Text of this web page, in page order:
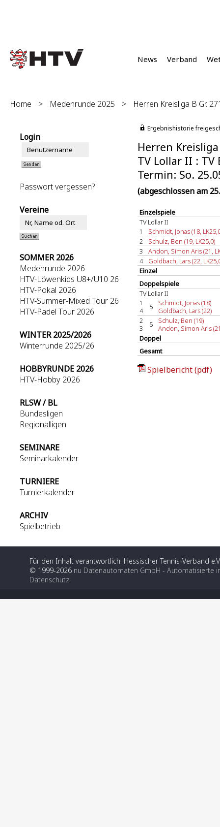
News Verband
Home > Medenrunde 2025 > Herren Kreisliga B Gr.
Login
Passwort vergessen?
Vereine
SOMMER 2026
Medenrunde 2026
HTV-Löwenkids U8+/U10 26
HTV-Pokal 2026
HTV-Summer-Mixed Tour 26
HTV-Padel Tour 2026
WINTER 2025/2026
Winterrunde 2025/26
HOBBYRUNDE 2026
HTV-Hobby 2026
RLSW / BL
Bundesligen
Regionalligen
SEMINARE
Seminarkalender
TURNIERE
Turnierkalender
ARCHIV
Spielbetrieb
Ergebnishistorie
Herren Kreisliga
TV Lollar II : TV
Termin: So.
(abgeschlossen am
Einzelspiele
TV Lollar II
1
Schmidt, Jonas (18,
2
Schulz, Ben (19, LK25,0)
3
Andon, Simon Aris (21,
4
Goldbach, Lars (22,
Einzel
Doppelspiele
TV Lollar II
1
4
5
Schmidt, Jonas (18)
Goldbach, Lars (22)
2
3
5
Schulz, Ben (19)
Andon, Simon Aris
Doppel
Gesamt
Spielbericht (pdf)
Für den Inhalt verantwortlich: Hessischer Tennis-Verband
© 1999-2026 nu Datenautomaten GmbH - Automatisierte
Datenschutz